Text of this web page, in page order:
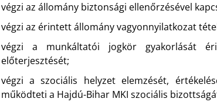
végzi az állomány biztonsági ellenőrzésével
végzi az érintett állomány vagyonnyilatkozat
végzi a munkáltatói jogkör gyakorlását
előterjesztését;
végzi a szociális helyzet elemzését,
működteti a Hajdú-Bihar MKI szociális